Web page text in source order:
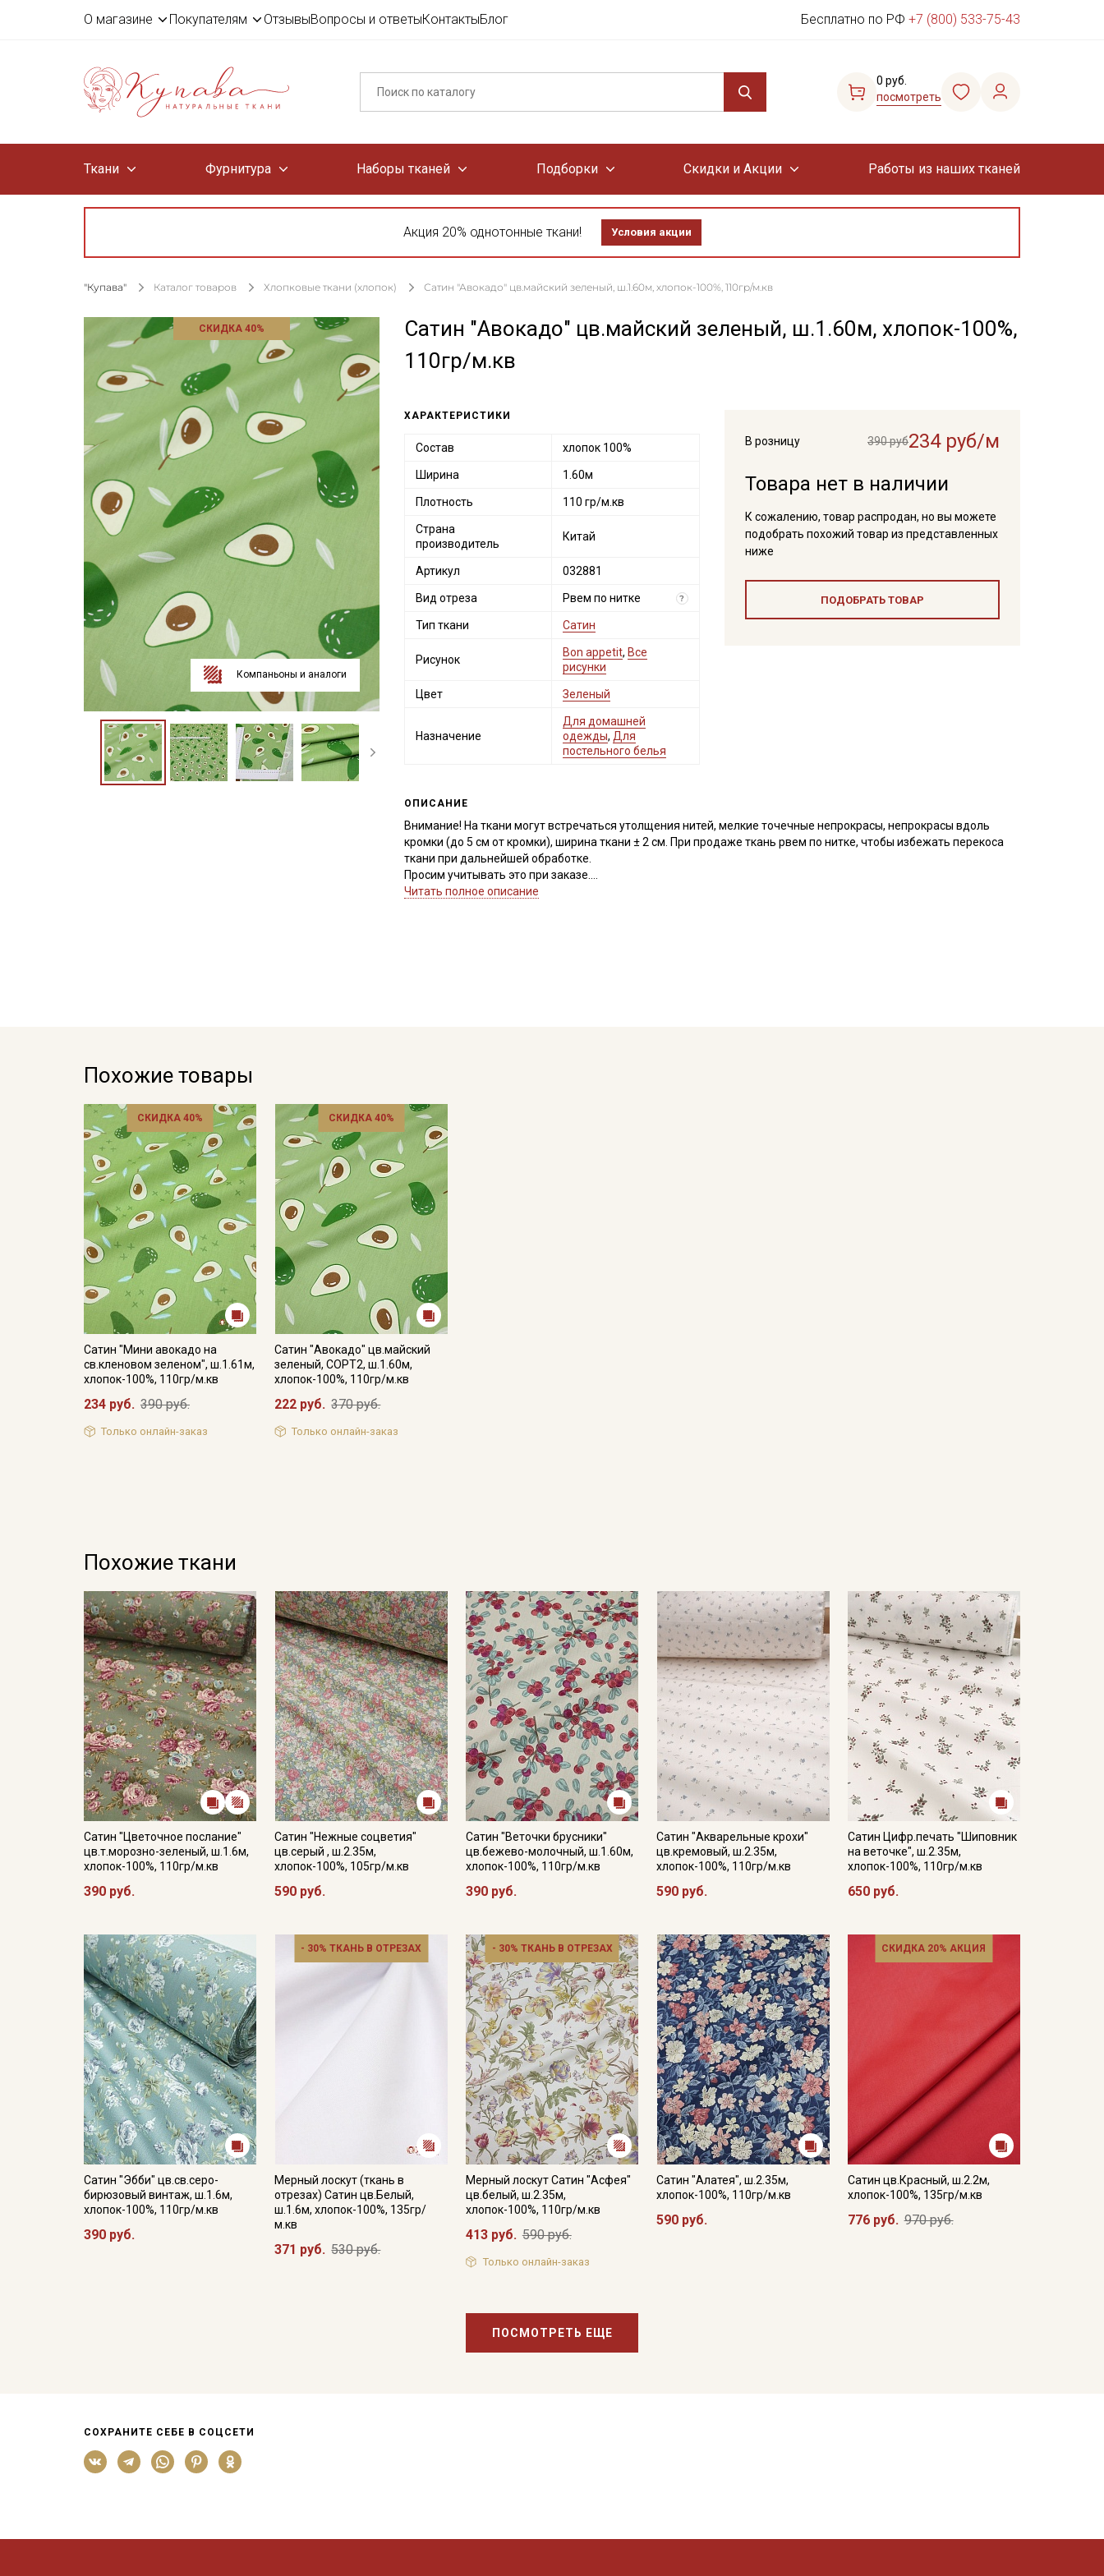
О магазине Покупателям ОтзывыВопросы и ответыКонтактыБлог Бесплатно по РФ +7 (800) 533-75-43
0 руб.
посмотреть
Ткани Фурнитура Наборы тканей Подборки Скидки и Акции Работы из наших тканей
Акция 20% однотонные ткани! Условия акции
"Купава" Каталог товаров Хлопковые ткани (хлопок) Сатин "Авокадо" цв.майский зеленый, ш.1.60м, хлопок-100%, 110гр/м.кв
СКИДКА 40%
Компаньоны и аналоги
Сатин "Авокадо" цв.майский зеленый, ш.1.60м, хлопок-100%,
110гр/м.кв
В розницу 390 руб234 руб/м
Товара нет в наличии
К сожалению, товар распродан, но вы можете
подобрать похожий товар из представленных
ниже
ПОДОБРАТЬ ТОВАР
ХАРАКТЕРИСТИКИ
Состав хлопок 100%
Ширина 1.60м
Плотность 110 гр/м.кв
Страна
производитель
Китай
Артикул 032881
Вид отреза Рвем по нитке ?
Тип ткани Сатин
Рисунок
Bon appetit, Все
рисунки
Цвет Зеленый
Назначение
Для домашней
одежды, Для
постельного белья
ОПИСАНИЕ
Внимание! На ткани могут встречаться утолщения нитей, мелкие точечные непрокрасы, непрокрасы вдоль
кромки (до 5 см от кромки), ширина ткани ± 2 см. При продаже ткань рвем по нитке, чтобы избежать перекоса
ткани при дальнейшей обработке.
Просим учитывать это при заказе.
- запрещено использовать средства с содержанием хлора;
- сушить в подвешенном и расправленном состоянии, в затемненном месте, не пересушивать;
- гладить, рекомендуется с паром используя умеренный режим.
Цветопередача (тон) может отличаться от оригинального цвета ткани в зависимости от настроек вашего
монитора и в зависимости от партии.
Читать полное описание
Похожие товары
СКИДКА 40%
Сатин "Мини авокадо на
св.кленовом зеленом", ш.1.61м,
хлопок-100%, 110гр/м.кв
234 руб. 390 руб.
Только онлайн-заказ
СКИДКА 40%
Сатин "Авокадо" цв.майский
зеленый, СОРТ2, ш.1.60м,
хлопок-100%, 110гр/м.кв
222 руб. 370 руб.
Только онлайн-заказ
Похожие ткани
Сатин "Цветочное послание"
цв.т.морозно-зеленый, ш.1.6м,
хлопок-100%, 110гр/м.кв
390 руб.
Сатин "Нежные соцветия"
цв.серый , ш.2.35м,
хлопок-100%, 105гр/м.кв
590 руб.
Сатин "Веточки брусники"
цв.бежево-молочный, ш.1.60м,
хлопок-100%, 110гр/м.кв
390 руб.
Сатин "Акварельные крохи"
цв.кремовый, ш.2.35м,
хлопок-100%, 110гр/м.кв
590 руб.
Сатин Цифр.печать "Шиповник
на веточке", ш.2.35м,
хлопок-100%, 110гр/м.кв
650 руб.
Сатин "Эбби" цв.св.серо-
бирюзовый винтаж, ш.1.6м,
хлопок-100%, 110гр/м.кв
390 руб.
- 30% ТКАНЬ В ОТРЕЗАХ
Мерный лоскут (ткань в
отрезах) Сатин цв.Белый,
ш.1.6м, хлопок-100%, 135гр/
м.кв
371 руб. 530 руб.
- 30% ТКАНЬ В ОТРЕЗАХ
Мерный лоскут Сатин "Асфея"
цв.белый, ш.2.35м,
хлопок-100%, 110гр/м.кв
413 руб. 590 руб.
Только онлайн-заказ
Сатин "Алатея", ш.2.35м,
хлопок-100%, 110гр/м.кв
590 руб.
СКИДКА 20% АКЦИЯ
Сатин цв.Красный, ш.2.2м,
хлопок-100%, 135гр/м.кв
776 руб. 970 руб.
ПОСМОТРЕТЬ ЕЩЕ
СОХРАНИТЕ СЕБЕ В СОЦСЕТИ
Мы публикуем здесь дополнительные
промокоды и скидки до 30% на узкие
информационных рассылок